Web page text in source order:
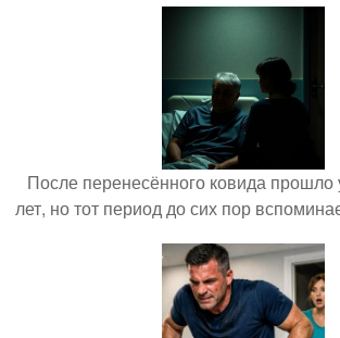
После перенесённого ковида прошло
лет, но тот период до сих пор